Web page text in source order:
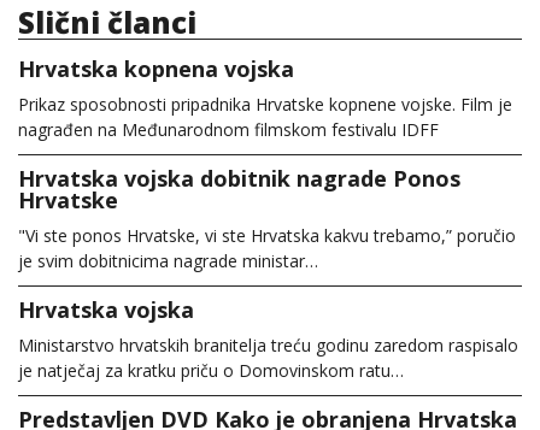
Slični članci
Hrvatska kopnena vojska
Prikaz sposobnosti pripadnika Hrvatske kopnene vojske. Film je
nagrađen na Međunarodnom filmskom festivalu IDFF
Hrvatska vojska dobitnik nagrade Ponos
Hrvatske
"Vi ste ponos Hrvatske, vi ste Hrvatska kakvu trebamo,” poručio
je svim dobitnicima nagrade ministar…
Hrvatska vojska
Ministarstvo hrvatskih branitelja treću godinu zaredom raspisalo
je natječaj za kratku priču o Domovinskom ratu…
Predstavljen DVD Kako je obranjena Hrvatska